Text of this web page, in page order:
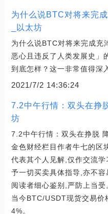
为什么说BTC对将来完
_以太坊
为什么说BTC对将来完成充
恶心且违反了人类发展史」
到底怎样？这一非常值得深
2021/7/2 14:36:24
7.2中午行情：双头在挣
坊
7.2中午行情：双头在挣脱
金色财经栏目作者牛七的区
代表其个人见解,仅作交流
予一切买卖具体指导,亦不
阅读者细心鉴别,严防上当
当今BTC/USDT现货交易
4%。